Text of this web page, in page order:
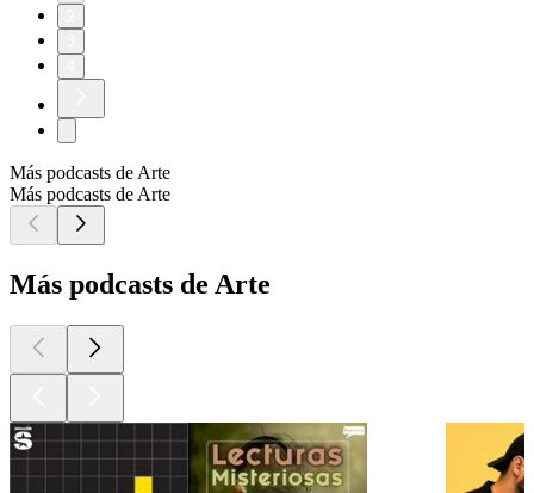
Más podcasts de Arte
Más podcasts de Arte
Más podcasts de Arte